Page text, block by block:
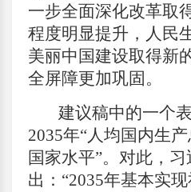
一步全面深化改革取
程度明显提升，人民
美丽中国建设取得新
全屏障更加巩固。
建议稿中的一个
2035年“人均国内生
国家水平”。对此，
出：“2035年基本实